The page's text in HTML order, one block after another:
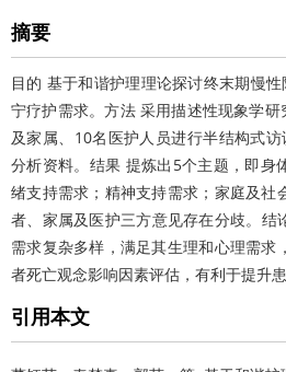
摘要
目的 基于和谐护理理论探讨终末期慢
宁疗护需求。方法 采用描述性现象学研
及家属、10名医护人员进行半结构式
分析资料。结果 提炼出5个主题，即身
绪支持需求；精神支持需求；家庭及社
者、家属及医护三方意见存在分歧。结
需求复杂多样，满足其生理和心理需求
者死亡观念影响因素评估，有利于提升患
引用本文